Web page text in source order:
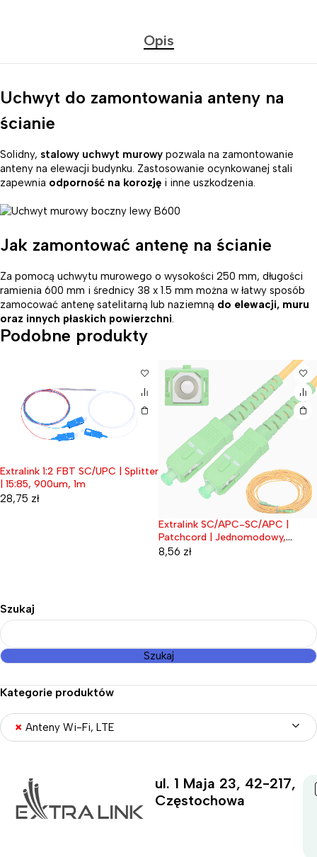
Opis
Uchwyt do zamontowania anteny na
ścianie
Solidny, stalowy uchwyt murowy pozwala na zamontowanie
anteny na elewacji budynku. Zastosowanie ocynkowanej stali
zapewnia odporność na korozję i inne uszkodzenia.
Jak zamontować antenę na ścianie
Za pomocą uchwytu murowego o wysokości 250 mm, długości
ramienia 600 mm i średnicy 38 x 1.5 mm można w łatwy sposób
zamocować antenę satelitarną lub naziemną do elewacji, muru
oraz innych płaskich powierzchni.
Podobne produkty
Extralink 1:2 FBT SC/UPC | Splitter
| 15:85, 900um, 1m
28,75 zł
Wyprzedane
Extralink SC/APC-SC/APC |
Patchcord | Jednomodowy,
Simplex, 3mm, 7m
8,56 zł
Szukaj
Szukaj
Kategorie produktów
× Anteny Wi-Fi, LTE
ul. 1 Maja 23, 42-217,
Częstochowa